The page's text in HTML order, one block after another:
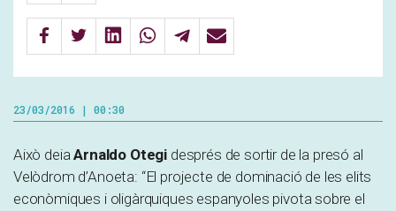
23/03/2016 | 00:30
Això deiaArnaldo Otegi després de sortir de la presó al
Velòdrom d’Anoeta: “El projecte de dominació de les elits
econòmiques i oligàrquiques espanyoles pivota sobre el